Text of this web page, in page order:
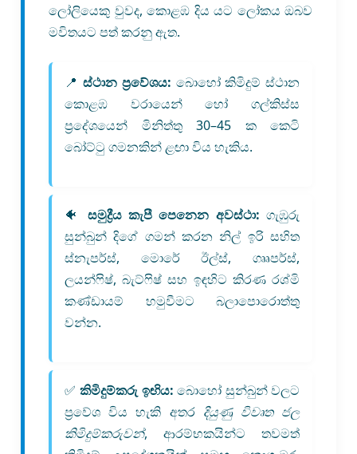
ලෝලියෙකු වුවද, කොළඹ දිය යට ලෝකය ඔබව
මවිතයට පත් කරනු ඇත.
📍ස්ථාන ප්‍රවේශය: බොහෝ කිමිදුම් ස්ථාන
කොළඹ වරායෙන් හෝ ගල්කිස්ස
ප්‍රදේශයෙන් මිනිත්තු 30–45 ක කෙටි
බෝට්ටු ගමනකින් ළඟා විය හැකිය.
🐠 සමුද්‍රීය කැපී පෙනෙන අවස්ථා: ගැඹුරු
සුන්බුන් දිගේ ගමන් කරන නිල් ඉරි සහිත
ස්නැපර්ස්, මොරේ ඊල්ස්, ගෲපර්ස්,
ලයන්ෆිෂ්, බැට්ෆිෂ් සහ ඉඳහිට කිරණ රශ්මි
කණ්ඩායම් හමුවීමට බලාපොරොත්තු
වන්න.
✅ කිමිදුම්කරු ඉඟිය: බොහෝ සුන්බුන් වලට
ප්‍රවේශ විය හැකි අතර දියුණු විවෘත ජල
කිමිදුම්කරුවන්, ආරම්භකයින්ට තවමත්